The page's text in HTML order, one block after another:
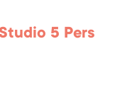
5 Pers